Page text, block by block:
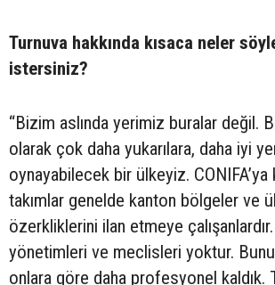
Turnuva hakkında kısaca neler
istersiniz?
“Bizim aslında yerimiz buralar değil.
olarak çok daha yukarılara, daha iyi
oynayabilecek bir ülkeyiz. CONIFA’ya
takımlar genelde kanton bölgeler ve
özerkliklerini ilan etmeye
yönetimleri ve meclisleri yoktur.
onlara göre daha profesyonel kaldık.